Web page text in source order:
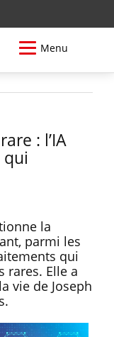
Menu
: l’IA
la
parmi les
qui
rares. Elle a
vie de Joseph